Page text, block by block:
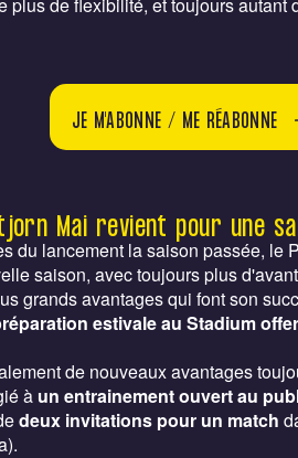
plus de flexibilité, et toujours autant
JE M'ABONNE / ME RÉABONNE
Mai revient pour une
du lancement la saison passée, le
saison, avec toujours plus
grands avantages qui font son
estivale au Stadium
de nouveaux avantages
à un entrainement ouvert au
deux invitations pour un match